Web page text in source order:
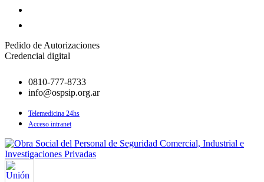
Pedido de Autorizaciones
Credencial digital
0810-777-8733
info@ospsip.org.ar
Telemedicina 24hs
Acceso intranet